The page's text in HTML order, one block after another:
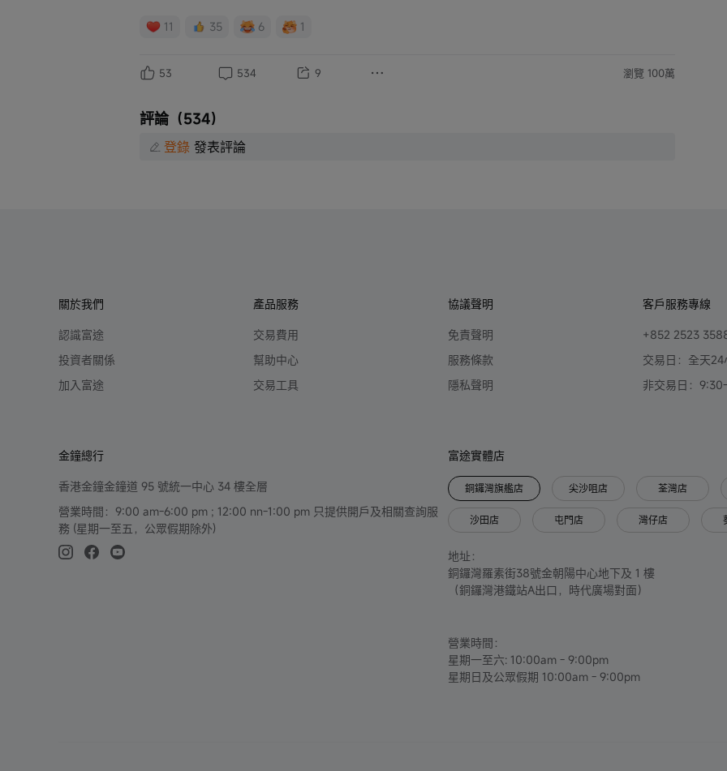
11 35 6 1
53 534 9 瀏覽 100萬
評論（534）
登錄 發表評論
關於我們
認識富途
投資者關係
加入富途
產品服務
交易費用
幫助中心
交易工具
協議聲明
免責聲明
服務條款
隱私聲明
客戶服務專線
+852 2523
交易日：全天24
非交易日：
金鐘總行
香港金鐘金鐘道 95 號統一中心 34 樓全層
營業時間：9:00 am-6:00 pm ; 12:00 nn-1:00 pm 只提供開戶及相關查詢服
務 (星期一至五，公眾假期除外)
富途實體店
銅鑼灣旗艦店 尖沙咀店 荃灣店
沙田店 屯門店 灣仔店
地址：
銅鑼灣羅素街38號金朝陽中心地下及 1 樓
（銅鑼灣港鐵站A出口，時代廣場對面）
營業時間：
星期一至六: 10:00am - 9:00pm
星期日及公眾假期 10:00am - 9:00pm